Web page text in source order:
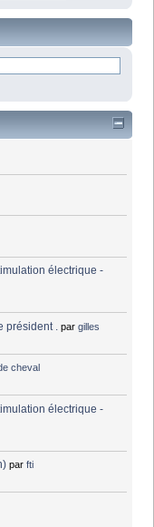
électrique -
. pargilles
cheval
électrique -
parfti